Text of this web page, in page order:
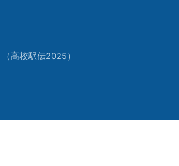
高校駅伝2025）